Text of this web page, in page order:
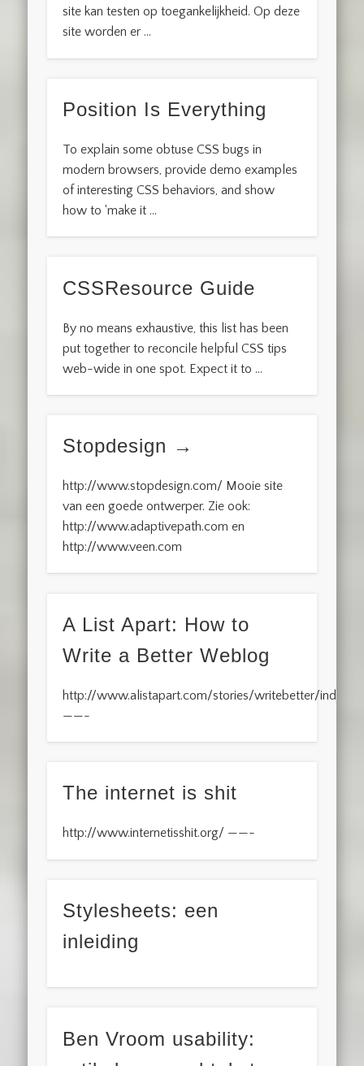
site kan testen op toegankelijkheid. Op deze
site worden er …
Position Is Everything
To explain some obtuse CSS bugs in
modern browsers, provide demo examples
of interesting CSS behaviors, and show
how to ‘make it …
CSSResource Guide
By no means exhaustive, this list has been
put together to reconcile helpful CSS tips
web-wide in one spot. Expect it to …
Stopdesign
http://www.stopdesign.com/ Mooie site
van een goede ontwerper. Zie ook:
http://www.adaptivepath.com en
http://www.veen.com
A List Apart: How to
Write a Better Weblog
http://www.alistapart.com/stories/writebetter/
——-
The internet is shit
http://www.internetisshit.org/ ——-
Stylesheets: een
inleiding
Ben Vroom usability: